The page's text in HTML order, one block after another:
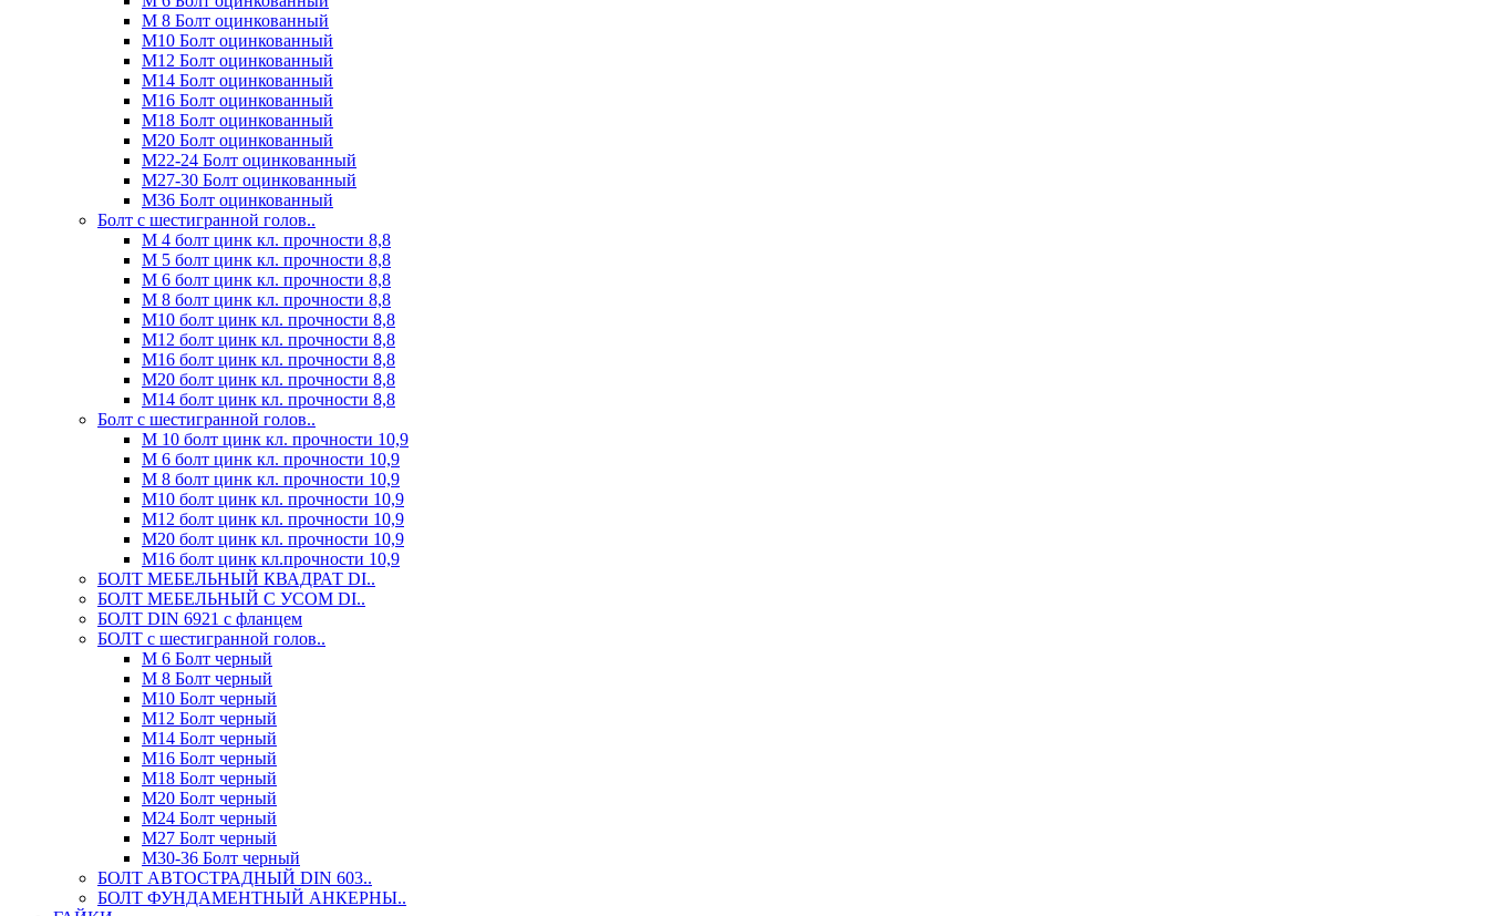
М 8 Болт оцинкованный
М10 Болт оцинкованный
М12 Болт оцинкованный
М14 Болт оцинкованный
М16 Болт оцинкованный
М18 Болт оцинкованный
М20 Болт оцинкованный
М22-24 Болт оцинкованный
М27-30 Болт оцинкованный
М36 Болт оцинкованный
Болт с шестигранной голов..
М 4 болт цинк кл. прочности 8,8
М 5 болт цинк кл. прочности 8,8
М 6 болт цинк кл. прочности 8,8
М 8 болт цинк кл. прочности 8,8
М10 болт цинк кл. прочности 8,8
М12 болт цинк кл. прочности 8,8
М16 болт цинк кл. прочности 8,8
М20 болт цинк кл. прочности 8,8
М14 болт цинк кл. прочности 8,8
Болт с шестигранной голов..
М 10 болт цинк кл. прочности 10,9
М 6 болт цинк кл. прочности 10,9
М 8 болт цинк кл. прочности 10,9
М10 болт цинк кл. прочности 10,9
М12 болт цинк кл. прочности 10,9
М20 болт цинк кл. прочности 10,9
М16 болт цинк кл.прочности 10,9
БОЛТ МЕБЕЛЬНЫЙ КВАДРАТ DI..
БОЛТ МЕБЕЛЬНЫЙ С УСОМ DI..
БОЛТ DIN 6921 c фланцем
БОЛТ с шестигранной голов..
М 6 Болт черный
М 8 Болт черный
М10 Болт черный
М12 Болт черный
М14 Болт черный
М16 Болт черный
М18 Болт черный
М20 Болт черный
М24 Болт черный
М27 Болт черный
М30-36 Болт черный
БОЛТ АВТОСТРАДНЫЙ DIN 603..
БОЛТ ФУНДАМЕНТНЫЙ АНКЕРНЫ..